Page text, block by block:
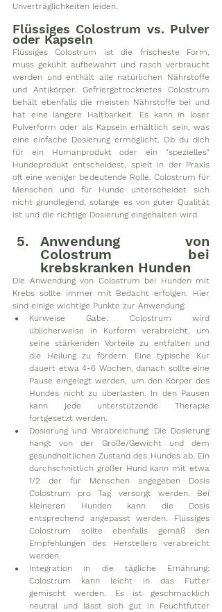
Unverträglichkeiten leiden.
Flüssiges Colostrum vs. Pulver
oder Kapseln
Flüssiges Colostrum ist die frischeste Form,
muss gekühlt aufbewahrt und rasch verbraucht
werden und enthält alle natürlichen Nährstoffe
und Antikörper. Gefriergetrocknetes Colostrum
behält ebenfalls die meisten Nährstoffe bei und
hat eine längere Haltbarkeit. Es kann in loser
Pulverform oder als Kapseln erhältlich sein, was
eine einfache Dosierung ermöglicht. Ob du dich
für ein Humanprodukt oder ein "spezielles"
Hundeprodukt entscheidest, spielt in der Praxis
oft eine weniger bedeutende Rolle. Colostrum für
Menschen und für Hunde unterscheidet sich
nicht grundlegend, solange es von guter Qualität
ist und die richtige Dosierung eingehalten wird.
Anwendung von
Colostrum bei
krebskranken Hunden
Die Anwendung von Colostrum bei Hunden mit
Krebs sollte immer mit Bedacht erfolgen. Hier
sind einige wichtige Punkte zur Anwendung:
Kurweise Gabe: Colostrum wird
üblicherweise in Kurform verabreicht, um
seine stärkenden Vorteile zu entfalten und
die Heilung zu fördern. Eine typische Kur
dauert etwa 4-6 Wochen, danach sollte eine
Pause eingelegt werden, um den Körper des
Hundes nicht zu überlasten. In den Pausen
kann jede unterstützende Therapie
fortgesetzt werden.
Dosierung und Verabreichung: Die Dosierung
hängt von der Größe/Gewicht und dem
gesundheitlichen Zustand des Hundes ab. Ein
durchschnittlich großer Hund kann mit etwa
1/2 der für Menschen angegeben Dosis
Colostrum pro Tag versorgt werden. Bei
kleineren Hunden kann die Dosis
entsprechend angepasst werden. Flüssiges
Colostrum sollte ebenfalls gemäß den
Empfehlungen des Herstellers verabreicht
werden.
Integration in die tägliche Ernährung:
Colostrum kann leicht in das Futter
gemischt werden. Es ist geschmacklich
neutral und lässt sich gut in Feuchtfutter